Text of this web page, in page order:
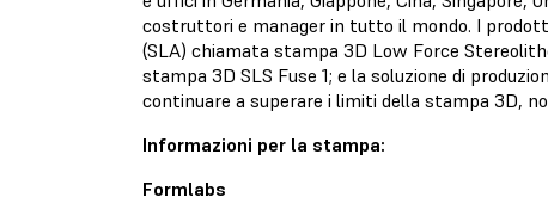
costruttori e manager in tutto il mondo. I
(SLA) chiamata stampa 3D Low Force
stampa 3D SLS Fuse 1; e la soluzione di
continuare a superare i limiti della stampa 3D,
Informazioni per la stampa:
Formlabs